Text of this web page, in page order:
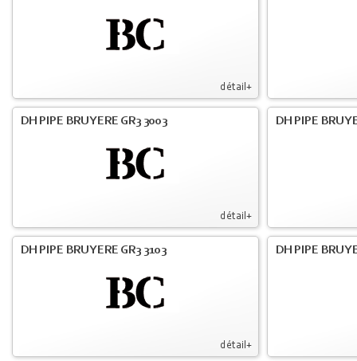
détail+
détail+
DH PIPE BRUYERE GR3 3003 DH PIPE
détail+
DH PIPE BRUYERE GR3 3103 DH PIPE